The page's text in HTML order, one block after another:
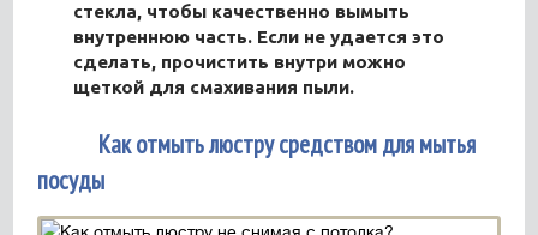
стекла, чтобы качественно вымыть
внутреннюю часть. Если не удается это
сделать, прочистить внутри можно
щеткой для смахивания пыли.
Как отмыть люстру средством для мытья
посуды